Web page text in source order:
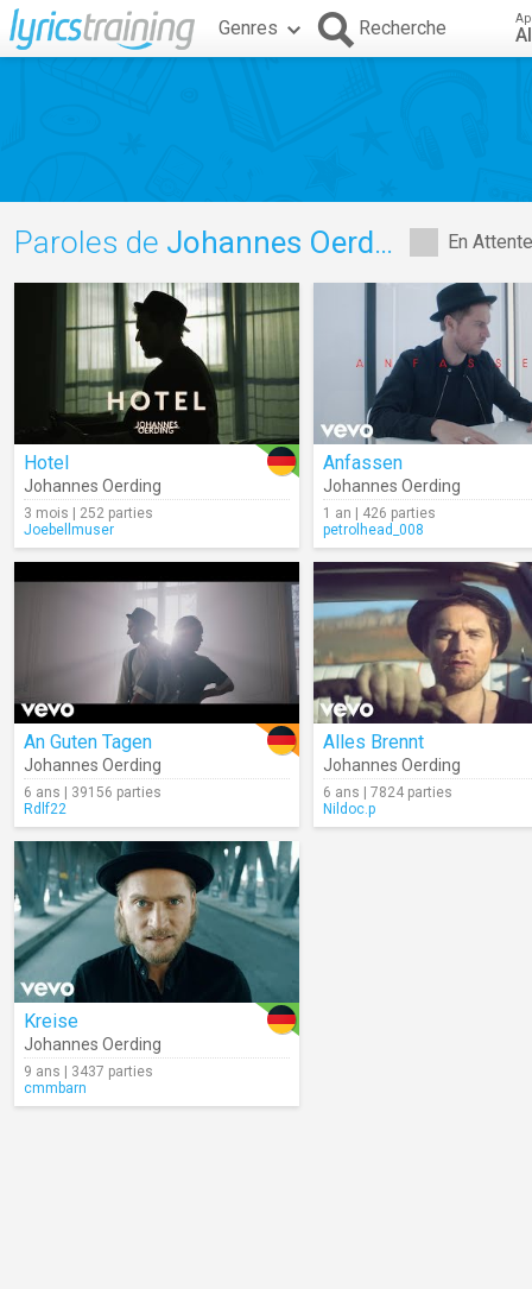
Genres Recherche
En
Paroles de Johannes Oerding
Hotel
Johannes Oerding
3 mois | 252 parties
Joebellmuser
Anfassen
Johannes Oerding
1 an | 426 parties
petrolhead_008
An Guten Tagen
Johannes Oerding
6 ans | 39156 parties
Rdlf22
Alles Brennt
Johannes Oerding
6 ans | 7824 parties
Nildoc.p
Kreise
Johannes Oerding
9 ans | 3437 parties
cmmbarn